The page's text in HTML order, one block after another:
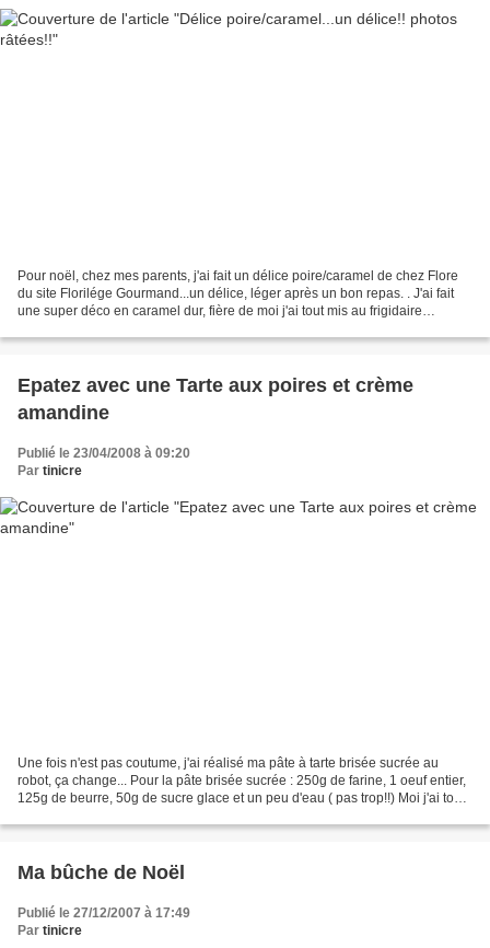
Pour noël, chez mes parents, j'ai fait un délice poire/caramel de chez Flore
du site Florilége Gourmand...un délice, léger après un bon repas. . J'ai fait
une super déco en caramel dur, fière de moi j'ai tout mis au frigidaire
Epatez avec une Tarte aux poires et crème
amandine
Publié le 23/04/2008 à 09:20
Par tinicre
Une fois n'est pas coutume, j'ai réalisé ma pâte à tarte brisée sucrée au
robot, ça change... Pour la pâte brisée sucrée : 250g de farine, 1 oeuf entier,
125g de beurre, 50g de sucre glace et un peu d'eau ( pas trop!!) Moi j'ai tout
Ma bûche de Noël
Publié le 27/12/2007 à 17:49
Par tinicre